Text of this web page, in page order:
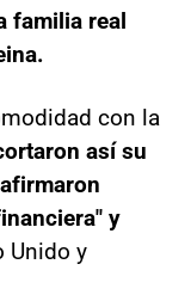
familia real
con la
así su
y
Unido y